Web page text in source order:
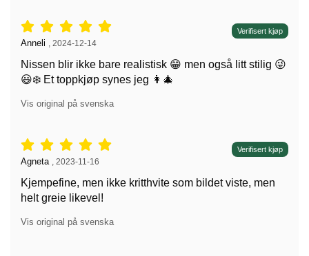
Vurdering: 5 stjerne av 5, Verifisert kjøp
Anmeldelse av:
Anneli 2024-12-14
Nissen blir ikke bare realistisk 😁 men også litt stilig 😜
😃❄️ Et toppkjøp synes jeg 👩‍🎄
Vis original på svenska
Vurdering: 5 stjerne av 5, Verifisert kjøp
Anmeldelse av:
Agneta 2023-11-16
Kjempefine, men ikke kritthvite som bildet viste, men
helt greie likevel!
Vis original på svenska